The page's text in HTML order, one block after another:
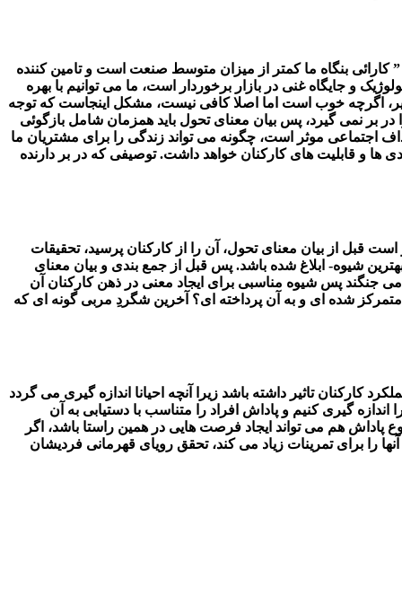
” کارائی بنگاه ما کمتر از میزان متوسط صنعت است و تامین کننده
و جایگاه غنی در بازار برخوردار است، ما می توانیم با بهره
تغییر، اگرچه خوب است اما اصلا کافی نیست، مشکل اینجاست که توجه
بر نمی گیرد، پس بیان معنای تحول باید همزمان شامل بازگوئی
اجتماعی موثر است، چگونه می تواند زندگی را برای مشتریان ما
ها و قابلیت های کارکنان خواهد داشت. توصیفی که در بر دارنده
قبل از بیان معنای تحول، آن را از کارکنان پرسید، تحقیقات
شیوه- ابلاغ شده باشد. پس قبل از جمع بندی و بیان معنای
می جنگند پس شیوه مناسبی برای ایجاد معنی در ذهن کارکنان آن
متمرکز شده ای و به آن پرداخته ای؟ آخرین شگردِ مربی گونه ای که
تاثیر داشته باشد زیرا آنچه احیانا اندازه گیری می گردد
گیری کنیم و پاداش افراد را متناسب با دستیابی به آن
هم می تواند ایجاد فرصت هایی در همین راستا باشد، اگر
را برای تمرینات زیاد می کند، تحقق رویای قهرمانی فردیشان